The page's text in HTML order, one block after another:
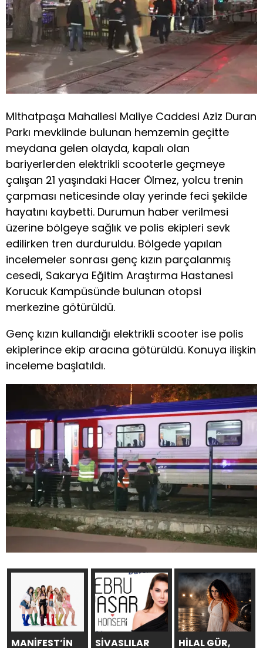
Mithatpaşa Mahallesi Maliye Caddesi Aziz Duran
Parkı mevkiinde bulunan hemzemin geçitte
meydana gelen olayda, kapalı olan
bariyerlerden elektrikli scooterle geçmeye
çalışan 21 yaşındaki Hacer Ölmez, yolcu trenin
çarpması neticesinde olay yerinde feci şekilde
hayatını kaybetti. Durumun haber verilmesi
üzerine bölgeye sağlık ve polis ekipleri sevk
edilirken tren durduruldu. Bölgede yapılan
incelemeler sonrası genç kızın parçalanmış
cesedi, Sakarya Eğitim Araştırma Hastanesi
Korucuk Kampüsünde bulunan otopsi
merkezine götürüldü.
Genç kızın kullandığı elektrikli scooter ise polis
ekiplerince ekip aracına götürüldü. Konuya ilişkin
inceleme başlatıldı.
MANİFEST’İN SİVASLILAR HİLAL GÜR,